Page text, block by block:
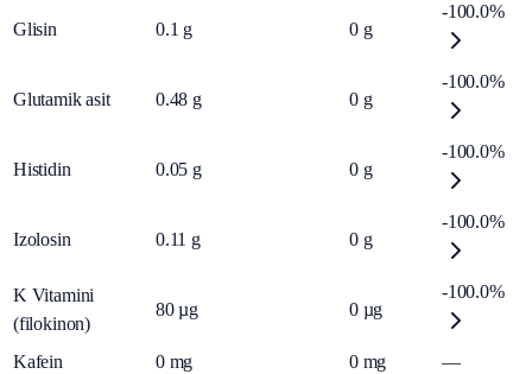
Glisin 0.1 g 0 g
-100.0%
Glutamik asit 0.48 g 0 g
-100.0%
Histidin 0.05 g 0 g
-100.0%
Izolosin 0.11 g 0 g
-100.0%
K Vitamini
(filokinon)
80 µg 0 µg
-100.0%
Kafein 0 mg 0 mg —